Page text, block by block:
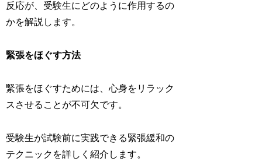
反応が、受験生にどのように作用するの
かを解説します。
緊張をほぐす方法
緊張をほぐすためには、心身をリラック
スさせることが不可欠です。
受験生が試験前に実践できる緊張緩和の
テクニックを詳しく紹介します。